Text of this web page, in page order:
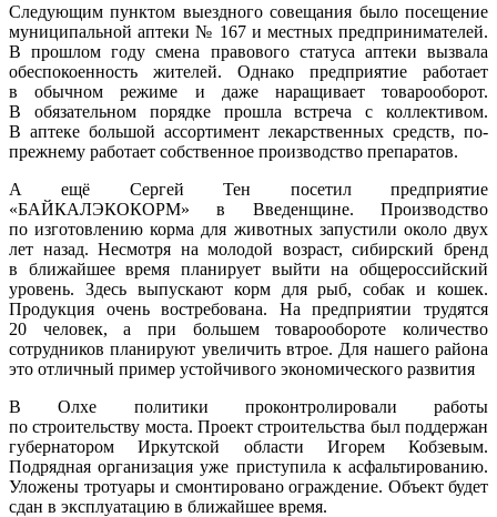
Следующим пунктом выездного совещания было посещение
муниципальной аптеки № 167 и местных предпринимателей.
В прошлом году смена правового статуса аптеки вызвала
обеспокоенность жителей. Однако предприятие работает
в обычном режиме и даже наращивает товарооборот.
В обязательном порядке прошла встреча с коллективом.
В аптеке большой ассортимент лекарственных средств, по-
прежнему работает собственное производство препаратов.
А ещё Сергей Тен посетил предприятие
«БАЙКАЛЭКОКОРМ» в Введенщине. Производство
по изготовлению корма для животных запустили около двух
лет назад. Несмотря на молодой возраст, сибирский бренд
в ближайшее время планирует выйти на общероссийский
уровень. Здесь выпускают корм для рыб, собак и кошек.
Продукция очень востребована. На предприятии трудятся
20 человек, а при большем товарообороте количество
сотрудников планируют увеличить втрое. Для нашего района
это отличный пример устойчивого экономического развития
В Олхе политики проконтролировали работы
по строительству моста. Проект строительства был поддержан
губернатором Иркутской области Игорем Кобзевым.
Подрядная организация уже приступила к асфальтированию.
Уложены тротуары и смонтировано ограждение. Объект будет
сдан в эксплуатацию в ближайшее время.